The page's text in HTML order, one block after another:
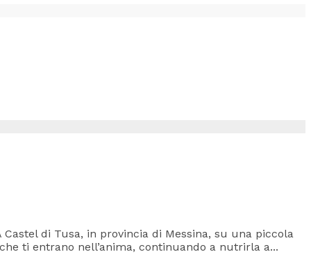
di Tusa, in provincia di Messina, su una piccola
ti entrano nell’anima, continuando a nutrirla a...